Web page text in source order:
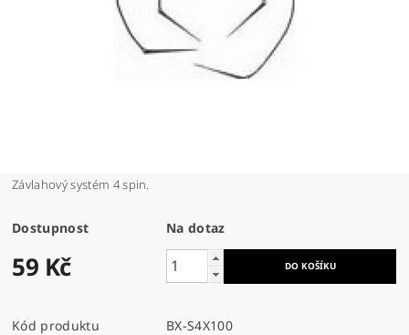
Závlahový systém 4 spin.
Dostupnost Na dotaz
59 Kč
Kód produktu
BX-S4X100